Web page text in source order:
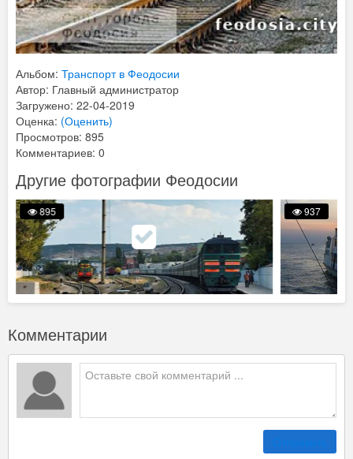
Альбом: Транспорт в Феодосии
Автор: Главный администратор
Загружено: 22-04-2019
Оценка: (Оценить)
Просмотров: 895
Комментариев: 0
Другие фотографии Феодосии
895 937
Комментарии
Отправить